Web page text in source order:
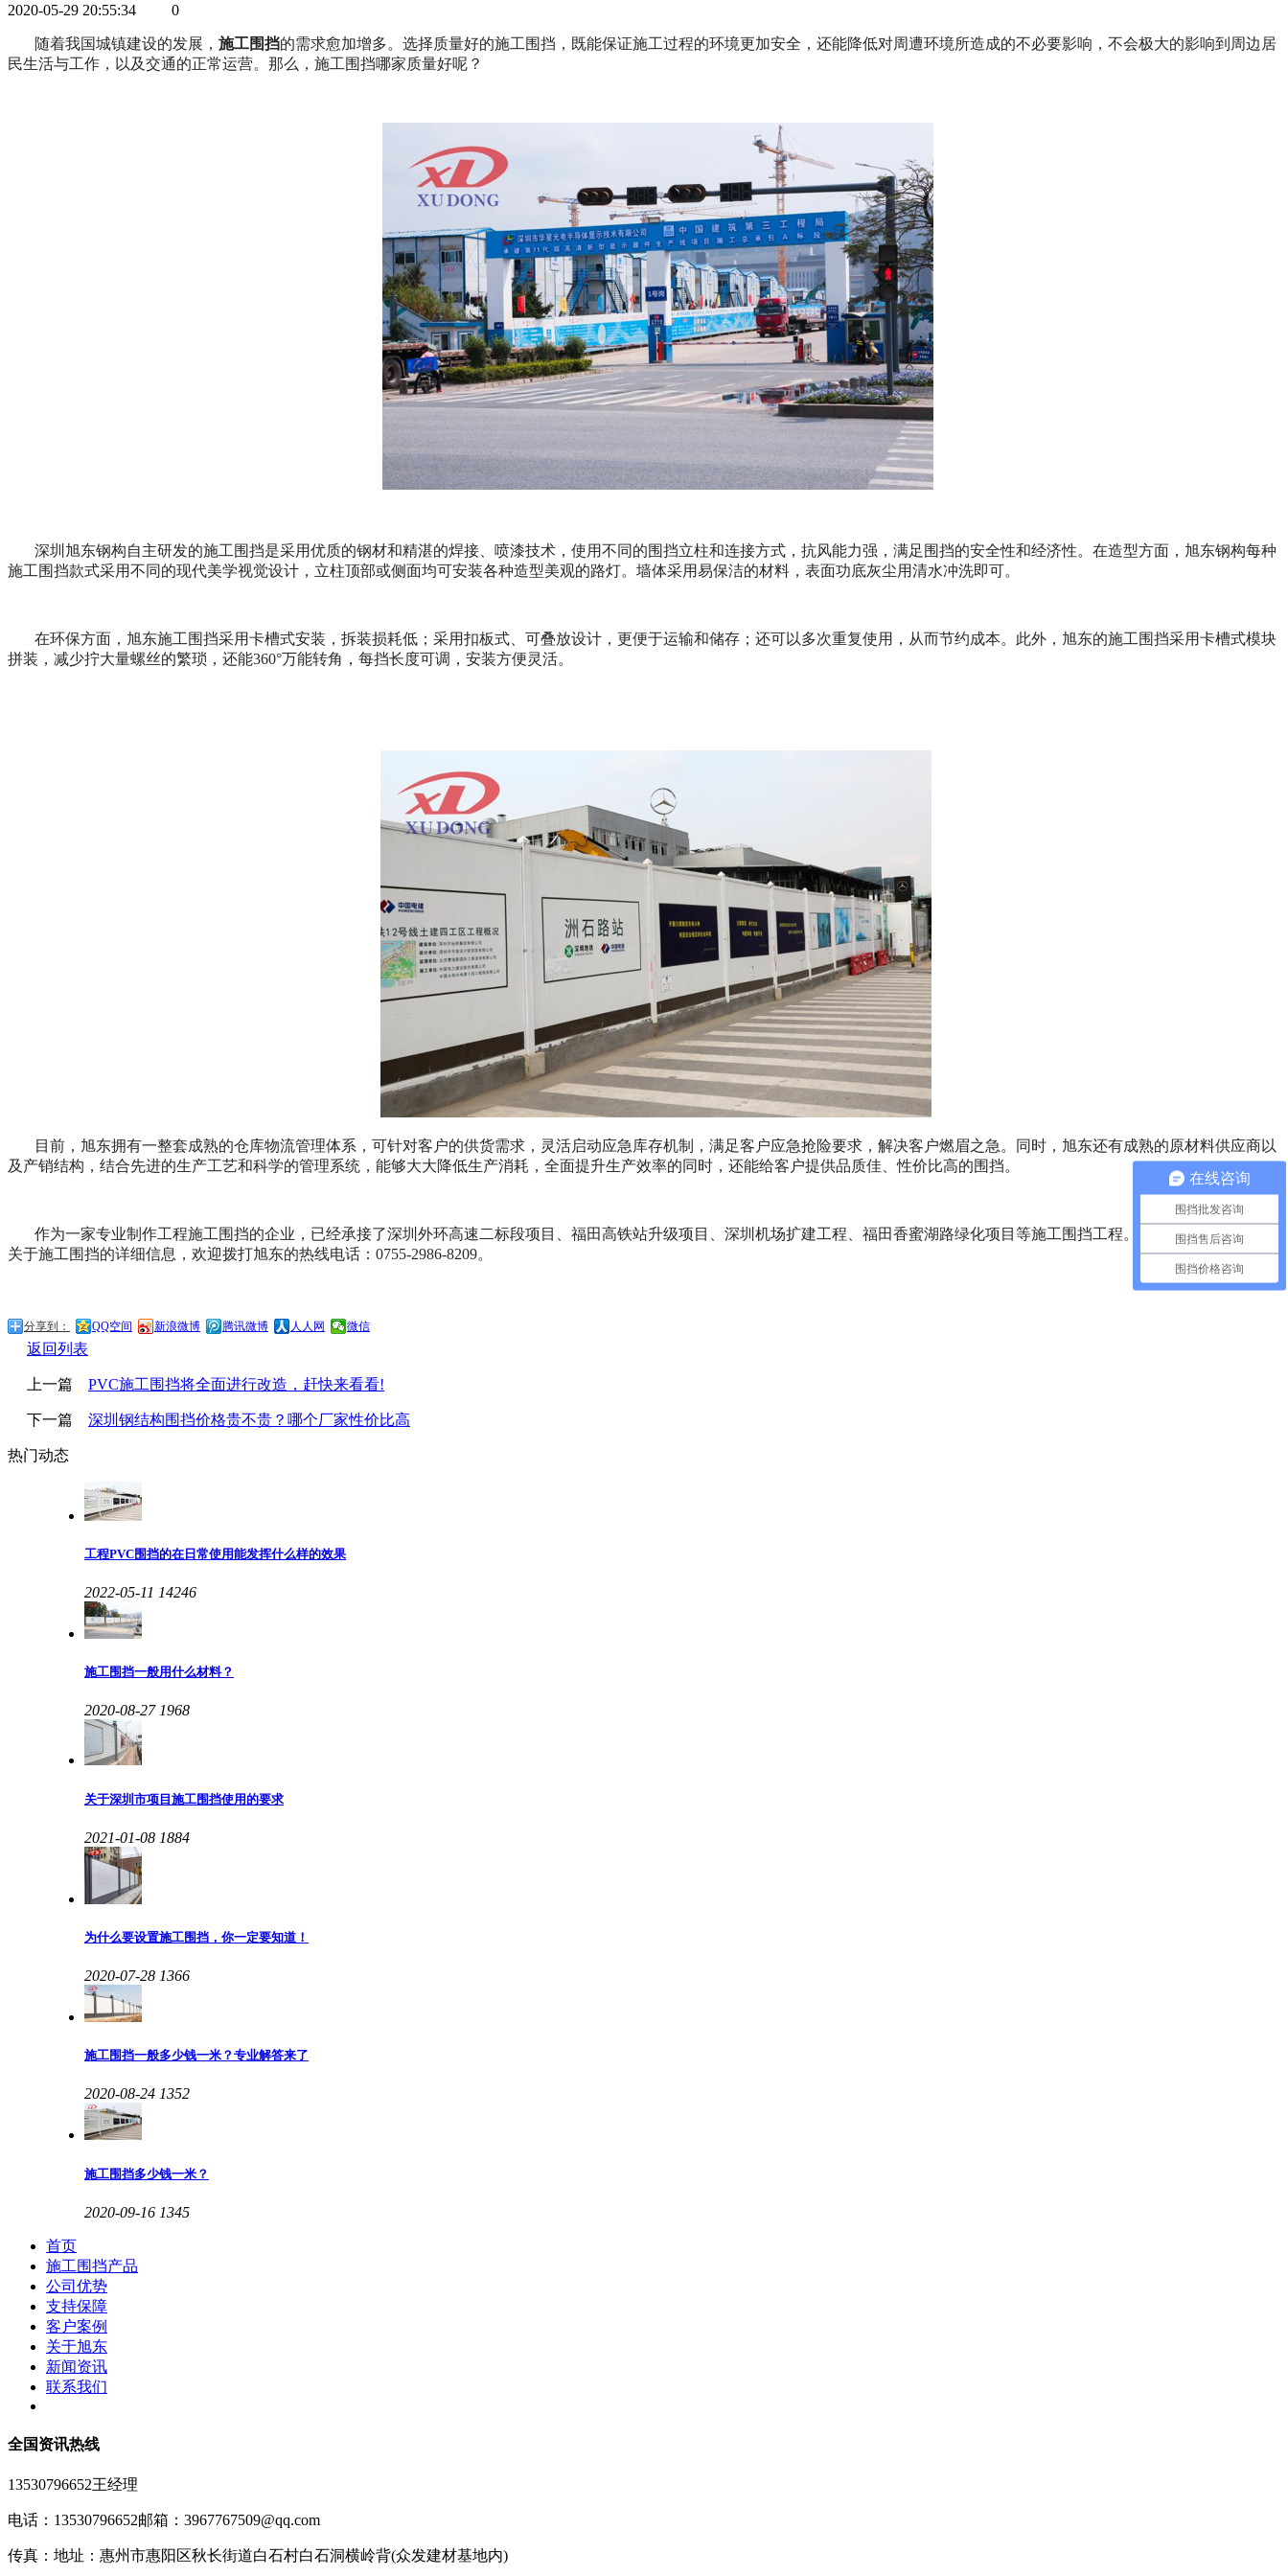
2020-05-29 20:55:34 0
随着我国城镇建设的发展， 施工围挡的需求愈加增多。选择质量好的施工围挡，既能保证施工过程的环境更加安全，还能降低对周遭环境所造成的不必要影响，不会极大的影响到周边居
民生活与工作，以及交通的正常运营。那么，施工围挡哪家质量好呢？
深圳旭东钢构自主研发的施工围挡是采用优质的钢材和精湛的焊接、喷漆技术，使用不同的围挡立柱和连接方式，抗风能力强，满足围挡的安全性和经济性。在造型方面，旭东钢构每种
施工围挡款式采用不同的现代美学视觉设计，立柱顶部或侧面均可安装各种造型美观的路灯。墙体采用易保洁的材料，表面功底灰尘用清水冲洗即可。
在环保方面，旭东施工围挡采用卡槽式安装，拆装损耗低；采用扣板式、可叠放设计，更便于运输和储存；还可以多次重复使用，从而节约成本。此外，旭东的施工围挡采用卡槽式模块
拼装，减少拧大量螺丝的繁琐，还能360°万能转角，每挡长度可调，安装方便灵活。
目前，旭东拥有一整套成熟的仓库物流管理体系，可针对客户的供货需求，灵活启动应急库存机制，满足客户应急抢险要求，解决客户燃眉之急。同时，旭东还有成熟的原材料供应商以
及产销结构，结合先进的生产工艺和科学的管理系统，能够大大降低生产消耗，全面提升生产效率的同时，还能给客户提供品质佳、性价比高的围挡。
作为一家专业制作工程施工围挡的企业，已经承接了深圳外环高速二标段项目、福田高铁站升级项目、深圳机场扩建工程、福田香蜜湖路绿化项目等施工围挡工程。如果你想要了解更多
关于施工围挡的详细信息，欢迎拨打旭东的热线电话：0755-2986-8209。
分享到： QQ空间 新浪微博 腾讯微博 人人网 微信
返回列表
上一篇 PVC施工围挡将全面进行改造，赶快来看看!
下一篇 深圳钢结构围挡价格贵不贵？哪个厂家性价比高
热门动态
工程PVC围挡的在日常使用能发挥什么样的效果
2022-05-11 14246
施工围挡一般用什么材料？
2020-08-27 1968
关于深圳市项目施工围挡使用的要求
2021-01-08 1884
为什么要设置施工围挡，你一定要知道！
2020-07-28 1366
施工围挡一般多少钱一米？专业解答来了
2020-08-24 1352
施工围挡多少钱一米？
2020-09-16 1345
首页
施工围挡产品
公司优势
支持保障
客户案例
关于旭东
新闻资讯
联系我们
全国资讯热线
13530796652王经理
电话：13530796652邮箱：3967767509@qq.com
传真： 地址：惠州市惠阳区秋长街道白石村白石洞横岭背(众发建材基地内)
在线咨询
围挡批发咨询
围挡售后咨询
围挡价格咨询